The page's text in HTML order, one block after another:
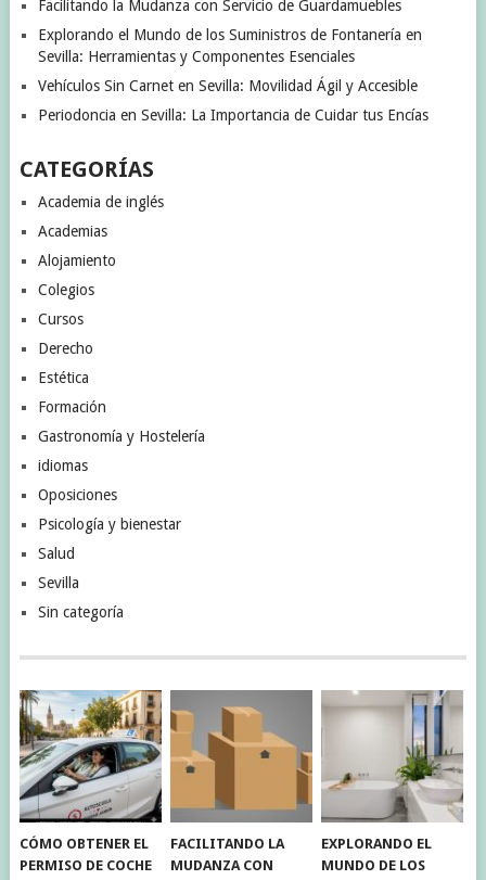
Facilitando la Mudanza con Servicio de Guardamuebles
Explorando el Mundo de los Suministros de Fontanería en
Sevilla: Herramientas y Componentes Esenciales
Vehículos Sin Carnet en Sevilla: Movilidad Ágil y Accesible
Periodoncia en Sevilla: La Importancia de Cuidar tus Encías
CATEGORÍAS
Academia de inglés
Academias
Alojamiento
Colegios
Cursos
Derecho
Estética
Formación
Gastronomía y Hostelería
idiomas
Oposiciones
Psicología y bienestar
Salud
Sevilla
Sin categoría
CÓMO OBTENER EL
PERMISO DE COCHE
FACILITANDO LA
MUDANZA CON
EXPLORANDO EL
MUNDO DE LOS